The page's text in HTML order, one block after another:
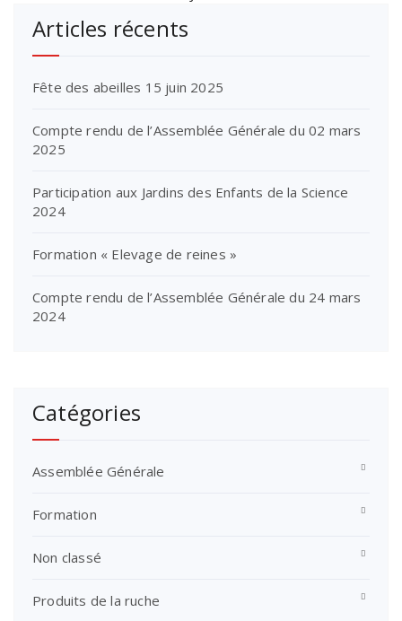
Articles récents
Fête des abeilles 15 juin 2025
Compte rendu de l’Assemblée Générale du 02 mars
2025
Participation aux Jardins des Enfants de la Science
2024
Formation « Elevage de reines »
Compte rendu de l’Assemblée Générale du 24 mars
2024
Catégories
Assemblée Générale
Formation
Non classé
Produits de la ruche